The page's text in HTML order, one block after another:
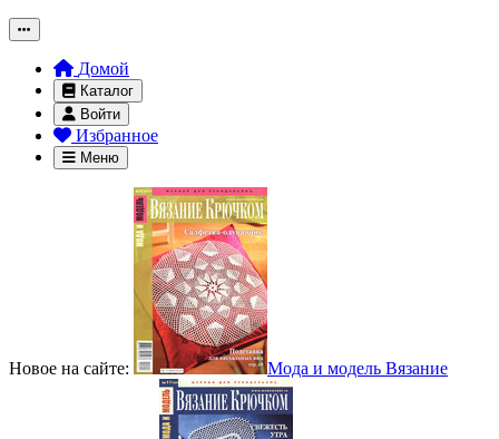
Домой
Каталог
Войти
Избранное
Меню
Новое на сайте: Мода и модель Вязание